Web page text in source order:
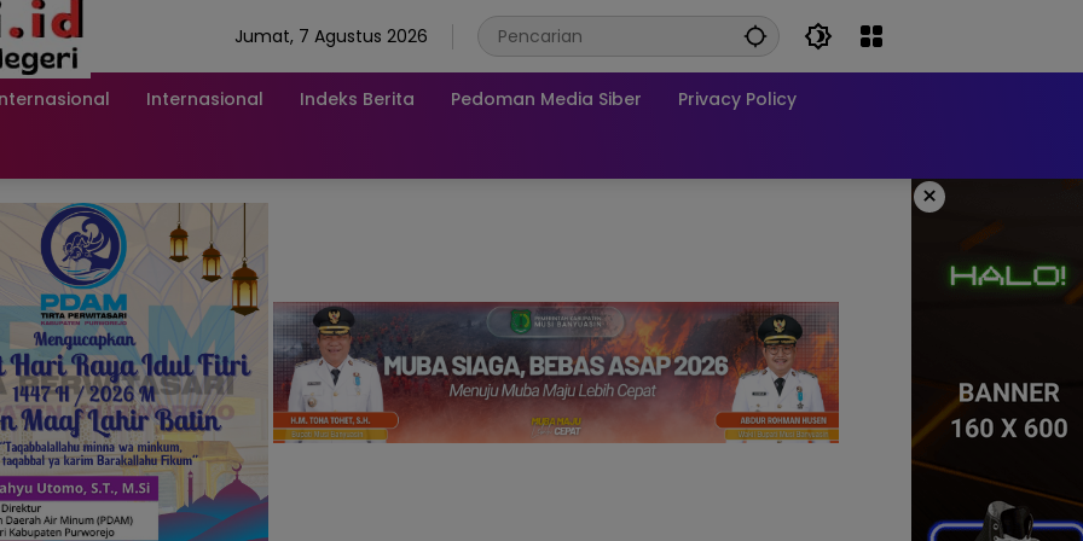
Jumat, 7 Agustus 2026
Internasional Indeks Berita Pedoman Media Siber Privacy Policy
×